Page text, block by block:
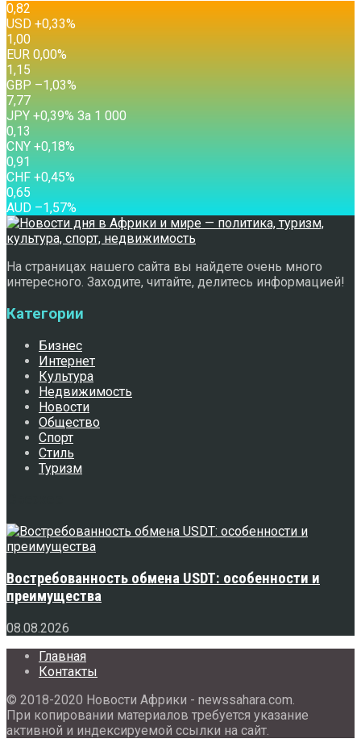
0,82
USD +0,33%
1,00
EUR 0,00%
1,15
GBP –1,03%
7,77
JPY +0,39% За 1 000
0,13
CNY +0,18%
0,91
CHF +0,45%
0,65
AUD –1,57%
На страницах нашего сайта вы найдете очень много
интересного. Заходите, читайте, делитесь информацией!
Категории
Бизнес
Интернет
Культура
Недвижимость
Новости
Общество
Спорт
Стиль
Туризм
Востребованность обмена USDT: особенности и
преимущества
08.08.2026
Главная
Контакты
© 2018-2020 Новости Африки - newssahara.com.
При копировании материалов требуется указание
активной и индексируемой ссылки на сайт.